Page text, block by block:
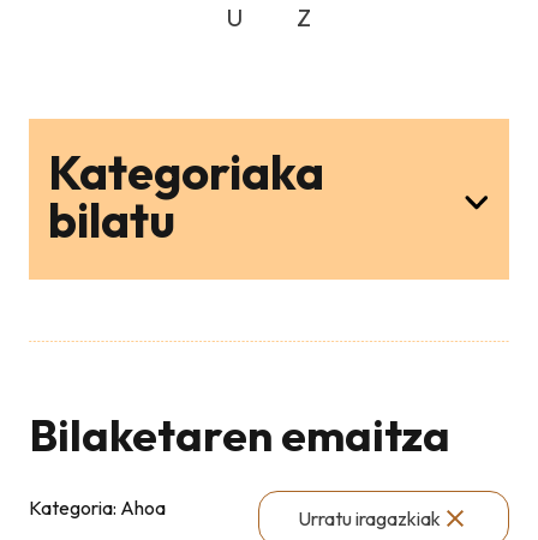
U
Z
Kategoriaka
bilatu
Bilaketaren emaitza
Kategoria: Ahoa Urratu iragazkiak